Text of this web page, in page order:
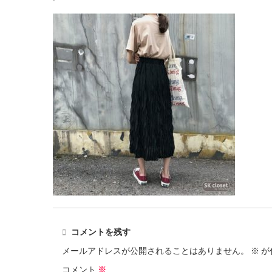
コメントを残す
メールアドレスが公開されることはありません。
※ が
コメント ※